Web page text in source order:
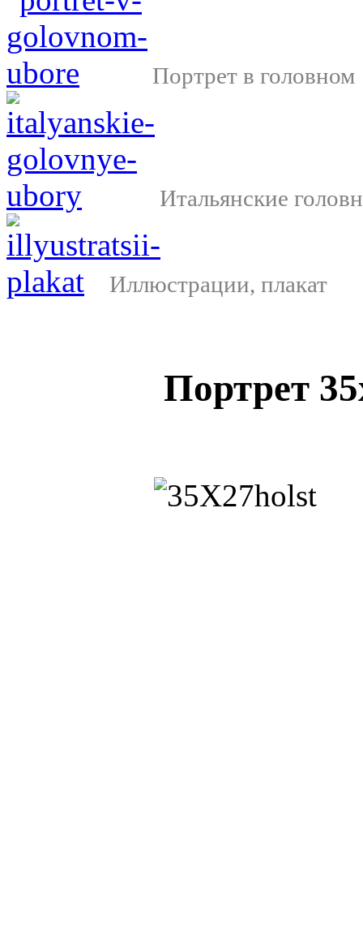
Портрет в головном
Итальянские
Иллюстрации, плакат
Портрет